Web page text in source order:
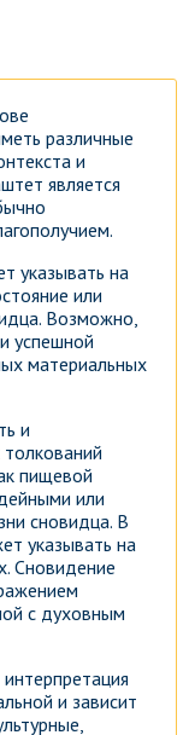
различные
и
является
указывать на
или
Возможно,
успешной
материальных
и
пищевой
или
сновидца. В
указывать на
Сновидение
с духовным
и зависит